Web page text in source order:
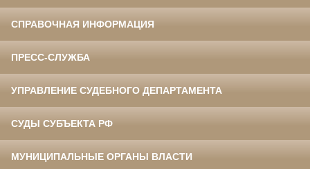
СПРАВОЧНАЯ ИНФОРМАЦИЯ
ПРЕСС-СЛУЖБА
УПРАВЛЕНИЕ СУДЕБНОГО ДЕПАРТАМЕНТА
СУДЫ СУБЪЕКТА РФ
МУНИЦИПАЛЬНЫЕ ОРГАНЫ ВЛАСТИ